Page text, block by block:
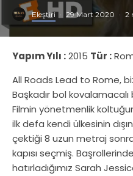
Eleştiri · 29 Mart 2020 · 2
Yapım Yılı :2015 Tür :
All Roads Lead to Rome,
Başkadır bol
Filmin yönetmenlik
ilk defa kendi ülkesinin
çektiği 8 uzun metraj
kapısı seçmiş.
hatırladığımız Sarah